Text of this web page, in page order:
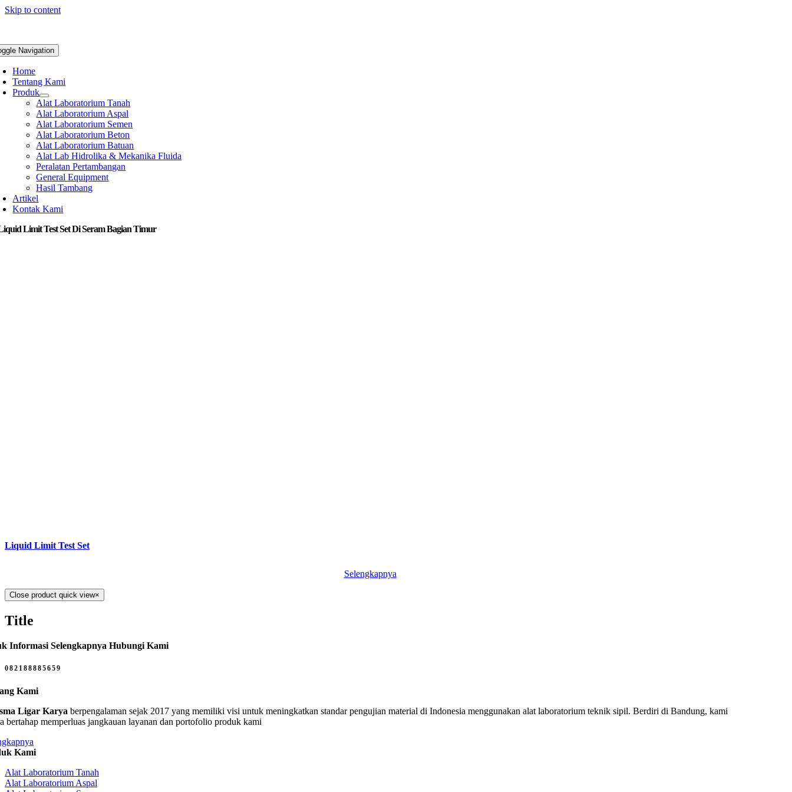
Skip to content
Navigation
Home
Tentang Kami
Produk
Alat Laboratorium Tanah
Alat Laboratorium Aspal
Alat Laboratorium Semen
Alat Laboratorium Beton
Alat Laboratorium Batuan
Alat Lab Hidrolika & Mekanika Fluida
Peralatan Pertambangan
General Equipment
Hasil Tambang
Artikel
Kontak Kami
Limit Test Set Di Seram Bagian Timur
Liquid Limit Test Set
Selengkapnya
Close product quick view×
Title
Informasi Selengkapnya Hubungi Kami
082188885659
Kami
Ligar Karya berpengalaman sejak 2017 yang memiliki visi untuk meningkatkan standar pengujian material di Indonesia menggunakan alat laboratorium teknik sipil. Berdiri di Bandung, kami
bertahap memperluas jangkauan layanan dan portofolio produk kami
Kami
Alat Laboratorium Tanah
Alat Laboratorium Aspal